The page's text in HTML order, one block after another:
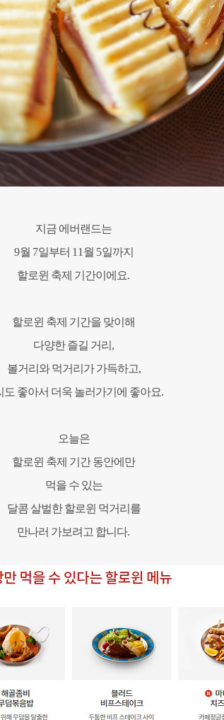
지금 에버랜드는
9월 7일부터 11 월 5일까지
할로윈 축제 기간이에요.
할로윈 축제 기간을 맞이해
다양한 즐길 거리 ,
볼거리와 먹거리가 가득하고,
도 좋아서 더욱 놀러가기에 좋아요.
오늘은
할로윈 축제 기간 동안에만
먹을 수 있는
달콤 살벌한 할로윈 먹거리를
만나러 가보려고 합니다.